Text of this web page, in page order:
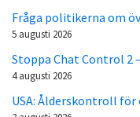
Fråga politikerna om
5 augusti 2026
Stoppa Chat Control 2
4 augusti 2026
USA: Ålderskontroll